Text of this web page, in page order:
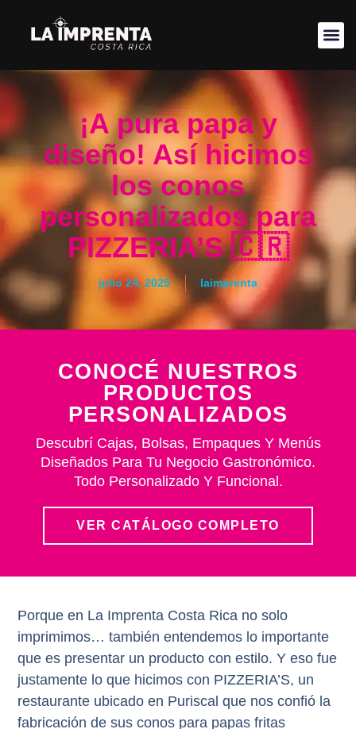
¡A pura papa y
diseño! Así hicimos
los conos
personalizados para
PIZZERIA’S 🇨🇷
julio 24, 2025 laimprenta
CONOCÉ NUESTROS
PRODUCTOS
PERSONALIZADOS
Descubrí Cajas, Bolsas, Empaques Y Menús
Diseñados Para Tu Negocio Gastronómico.
Todo Personalizado Y Funcional.
VER CATÁLOGO COMPLETO
Porque en La Imprenta Costa Rica no solo
imprimimos… también entendemos lo importante
que es presentar un producto con estilo. Y eso fue
justamente lo que hicimos con PIZZERIA’S, un
restaurante ubicado en Puriscal que nos confió la
fabricación de susconos para papas fritas